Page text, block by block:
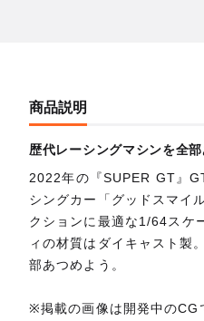
商品説明
歴代レーシングマシンを全部
2022年の『SUPER GT』
シングカー「グッドスマイ
クションに最適な1/64スケ
ィの材質はダイキャスト製
部あつめよう。
※掲載の画像は開発中のCG